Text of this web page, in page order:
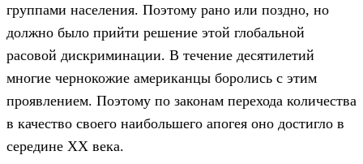
группами населения. Поэтому рано или поздно, но
должно было прийти решение этой глобальной
расовой дискриминации. В течение десятилетий
многие чернокожие американцы боролись с этим
проявлением. Поэтому по законам перехода количества
в качество своего наибольшего апогея оно достигло в
середине XX века.